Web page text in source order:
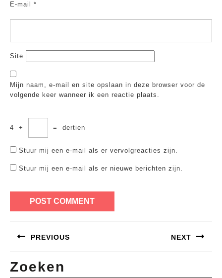
E-mail *
Site
Mijn naam, e-mail en site opslaan in deze browser voor de
volgende keer wanneer ik een reactie plaats.
4 + = dertien
Stuur mij een e-mail als er vervolgreacties zijn.
Stuur mij een e-mail als er nieuwe berichten zijn.
navigatie
PREVIOUS
post:
NEXT
Zoeken